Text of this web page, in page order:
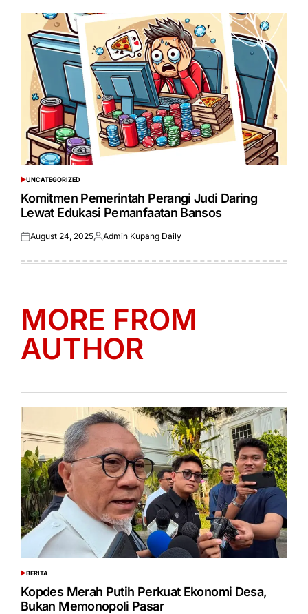
POSTED
IN
UNCATEGORIZED
Komitmen Pemerintah Perangi Judi Daring
Lewat Edukasi Pemanfaatan Bansos
Posted
August 24, 2025Posted
Admin Kupang Daily
MORE FROM
AUTHOR
POSTED
IN
BERITA
Kopdes Merah Putih Perkuat Ekonomi Desa,
Bukan Memonopoli Pasar